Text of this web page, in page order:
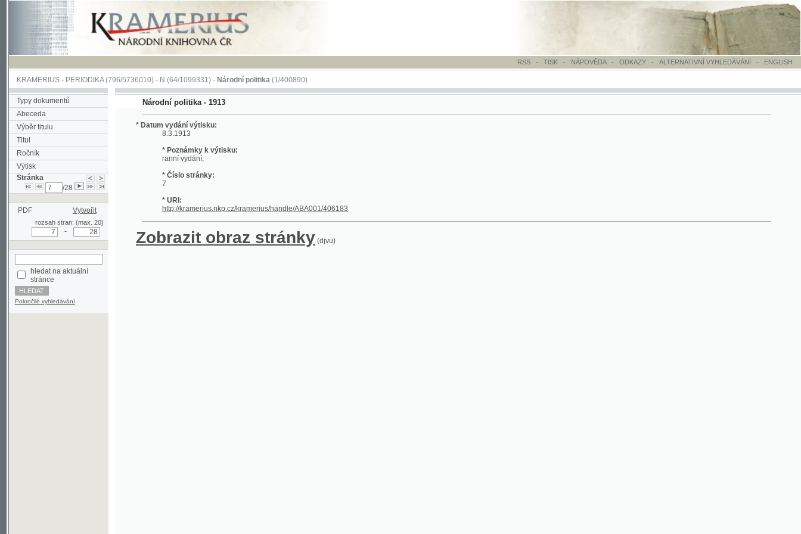
RSS - TISK-NÁPOVĚDA - ODKAZY - ALTERNATIVNÍ VYHLEDÁVÁNÍ- ENGLISH
KRAMERIUS-PERIODIKA(796/5736010) -N(64/1099331) -Národní politika(1/400890)
Typy dokumentů
Abeceda
Výběr titulu
Titul
Ročník
Výtisk
Stránka
PDF Vytvořit
rozsah stran: (max. 20)
stránce
Pokročilé vyhledávání
Národní politika - 1913
* Datum vydání výtisku:
8.3.1913
* Poznámky k výtisku:
* Číslo stránky:
* URI:
Zobrazit obraz stránky